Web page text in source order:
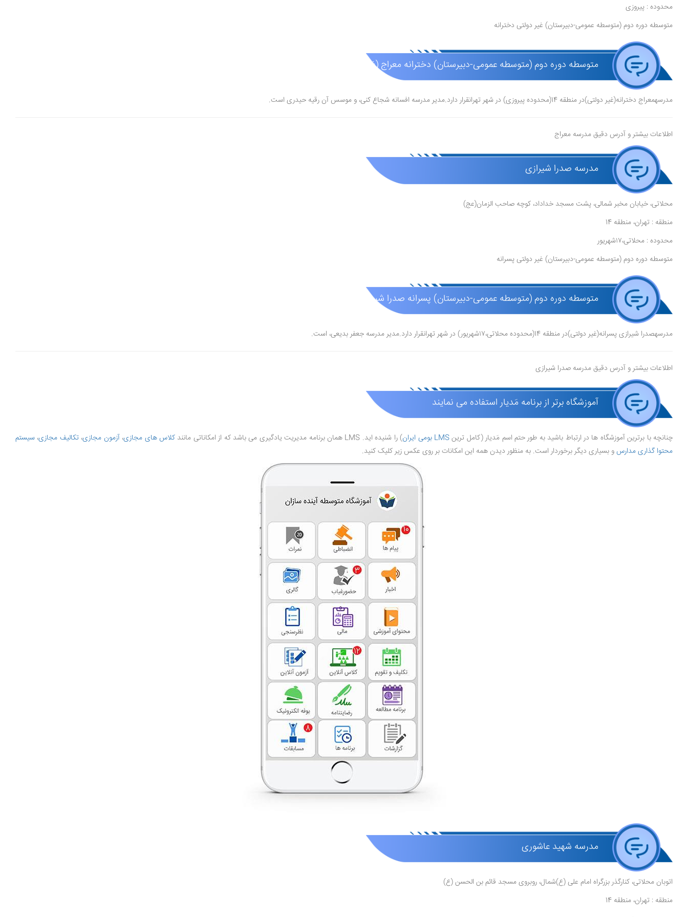
محدوده : پیروزی
متوسطه دوره دوم (متوسطه عمومی-دبیرستان) غیر دولتی دخترانه
متوسطه دوره دوم (متوسطه عمومی-دبیرستان) دخترانه معراج (غیر دولتی )
مدرسهمعراج دخترانه(غیر دولتی)در منطقه 14(محدوده پیروزی) در شهر تهرانقرار دارد.مدیر مدرسه افسانه شجاع کنی، و موسس آن رقیه حیدری است.
اطلاعات بیشتر و آدرس دقیق مدرسه معراج
مدرسه صدرا شیرازی
محلاتی، خیابان مخبر شمالی، پشت مسجد خداداد، کوچه صاحب الزمان(عج)
منطقه : تهران، منطقه 14
محدوده : محلاتی،۱۷شهریور
متوسطه دوره دوم (متوسطه عمومی-دبیرستان) غیر دولتی پسرانه
متوسطه دوره دوم (متوسطه عمومی-دبیرستان) پسرانه صدرا شیرازی (غیر دولتی )
مدرسهصدرا شیرازی پسرانه(غیر دولتی)در منطقه 14(محدوده محلاتی،۱۷شهریور) در شهر تهرانقرار دارد.مدیر مدرسه جعفر بدیعی، است.
اطلاعات بیشتر و آدرس دقیق مدرسه صدرا شیرازی
آموزشگاه برتر از برنامه مَدیار استفاده می نمایند
چنانچه با برترین آموزشگاه ها در ارتباط باشید به طور حتم اسم مَدیار (کامل ترینLMS بومی ایران ) را شنیده اید. LMS همان برنامه مدیریت یادگیری می باشد که از امکاناتی مانند کلاس های مجازی،آزمون مجازی،تکالیف مجازی، سیستم
محتوا گذاری مدارسو بسیاری دیگر برخوردار است. به منظور دیدن همه این امکانات بر روی عکس زیر کلیک کنید.
مدرسه شهید عاشوری
اتوبان محلاتی، کنارگذر بزرگراه امام علی (ع)شمال، روبروی مسجد قائم بن الحسن (ع)
منطقه : تهران، منطقه 14